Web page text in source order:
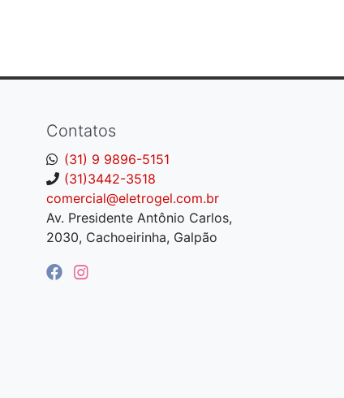
Contatos
(31) 9 9896-5151
(31)3442-3518
comercial@eletrogel.com.br
Av. Presidente Antônio Carlos,
2030, Cachoeirinha, Galpão